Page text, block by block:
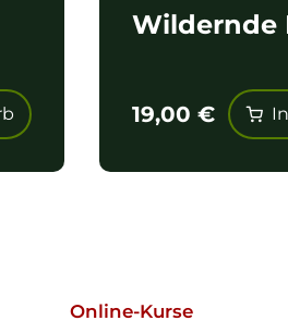
Wildernde
19,00 €
Online-Kurse